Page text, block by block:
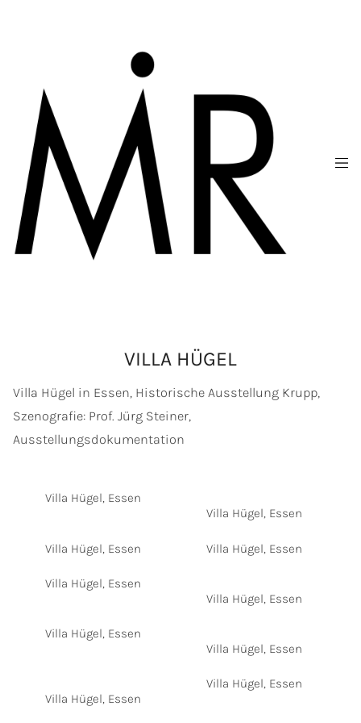
VILLA HÜGEL
Villa Hügel in Essen, Historische Ausstellung Krupp,
Szenografie: Prof. Jürg Steiner,
Ausstellungsdokumentation
Villa Hügel, Essen
Villa Hügel, Essen
Villa Hügel, Essen Villa Hügel, Essen
Villa Hügel, Essen
Villa Hügel, Essen
Villa Hügel, Essen
Villa Hügel, Essen
Villa Hügel, Essen
Villa Hügel, Essen